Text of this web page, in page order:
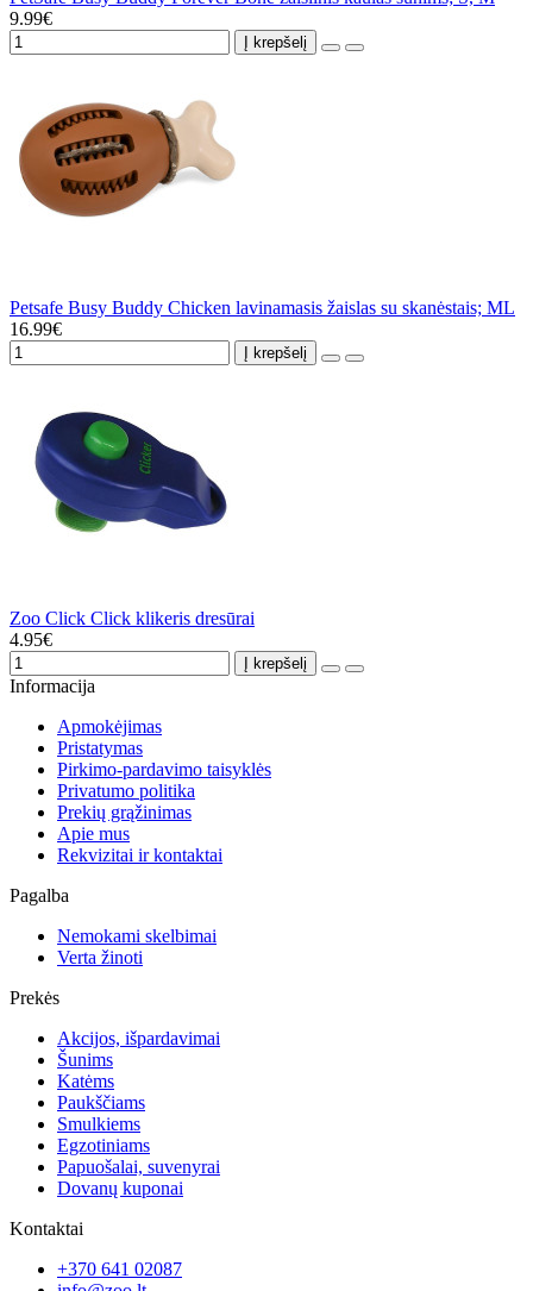
9.99€
Į krepšelį
Petsafe Busy Buddy Chicken lavinamasis žaislas su skanėstais; ML
16.99€
Į krepšelį
Zoo Click Click klikeris dresūrai
4.95€
Į krepšelį
Informacija
Apmokėjimas
Pristatymas
Pirkimo-pardavimo taisyklės
Privatumo politika
Prekių grąžinimas
Apie mus
Rekvizitai ir kontaktai
Pagalba
Nemokami skelbimai
Verta žinoti
Prekės
Akcijos, išpardavimai
Šunims
Katėms
Paukščiams
Smulkiems
Egzotiniams
Papuošalai, suvenyrai
Dovanų kuponai
Kontaktai
+370 641 02087